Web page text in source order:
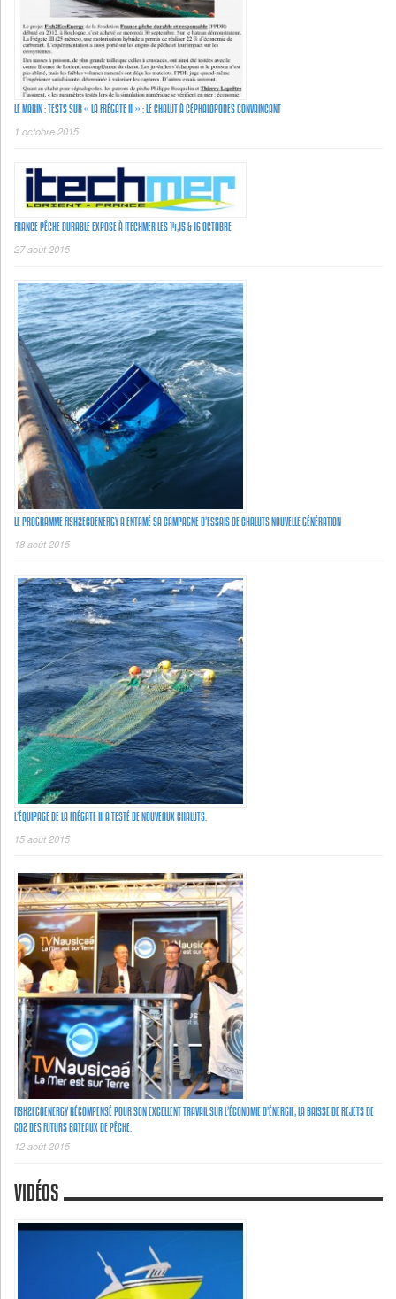
LE MARIN : TESTS SUR « LA FRÉGATE III » : LE CHALUT À CÉPHALOPODES CONVAINCANT
1 octobre 2015
FRANCE PÊCHE DURABLE EXPOSE À ITECHMER LES 14,15 & 16 OCTOBRE
27 août 2015
LE PROGRAMME FISH2ECOENERGY A ENTAMÉ SA CAMPAGNE D’ESSAIS DE CHALUTS NOUVELLE GÉNÉRATION
18 août 2015
L’ÉQUIPAGE DE LA FRÉGATE III A TESTÉ DE NOUVEAUX CHALUTS.
15 août 2015
FISH2ECOENERGY RÉCOMPENSÉ POUR SON EXCELLENT TRAVAIL SUR L’ÉCONOMIE D’ÉNERGIE, LA BAISSE DE REJETS DE
C02 DES FUTURS BATEAUX DE PÊCHE.
12 août 2015
VIDÉOS